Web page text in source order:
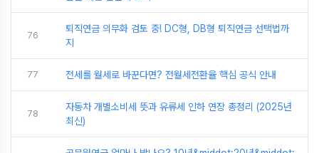
76
퇴직연금 의무화 검토 중! DC형, DB형 퇴직연금 선택법까
지
77 전세를 월세로 바꾼다면? 전월세전환율 핵심 공식 안내
78
자동차 개별소비세 뜻과 유류세 인하 연장 총정리 (2025년
최신)